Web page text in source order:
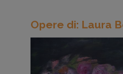
Opere di: Laura